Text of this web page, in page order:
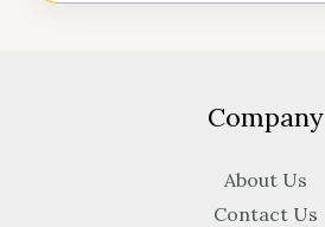
Company
About Us
Contact Us